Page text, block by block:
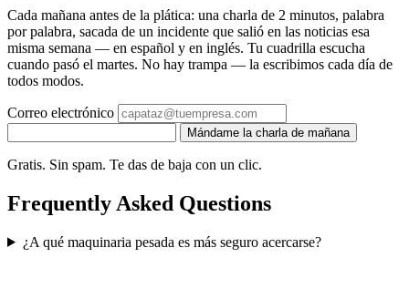
Cada mañana antes de la plática: una charla de 2 minutos, palabra
por palabra, sacada de un incidente que salió en las noticias esa
misma semana — en español y en inglés. Tu cuadrilla escucha
cuando pasó el martes. No hay trampa — la escribimos cada día de
todos modos.
Correo electrónico
Mándame la charla de mañana
Gratis. Sin spam. Te das de baja con un clic.
Frequently Asked Questions
¿A qué maquinaria pesada es más seguro acercarse?